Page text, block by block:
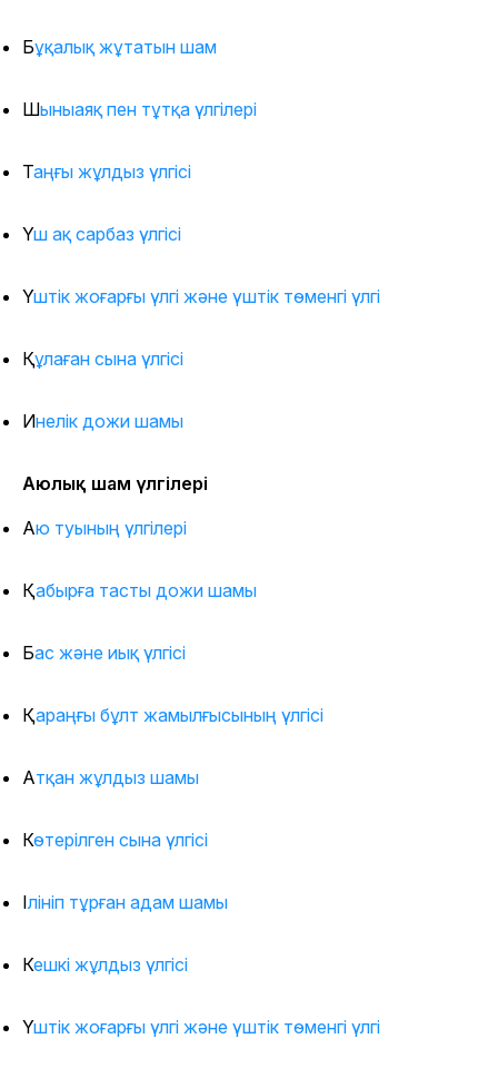
Бұқалық жұтатын шам
Шыныаяқ пен тұтқа үлгілері
Таңғы жұлдыз үлгісі
Үш ақ сарбаз үлгісі
Үштік жоғарғы үлгі және үштік төменгі үлгі
Құлаған сына үлгісі
Инелік дожи шамы
Аюлық шам үлгілері
Аю туының үлгілері
Қабырға тасты дожи шамы
Бас және иық үлгісі
Қараңғы бұлт жамылғысының үлгісі
Атқан жұлдыз шамы
Көтерілген сына үлгісі
Ілініп тұрған адам шамы
Кешкі жұлдыз үлгісі
Үштік жоғарғы үлгі және үштік төменгі үлгі